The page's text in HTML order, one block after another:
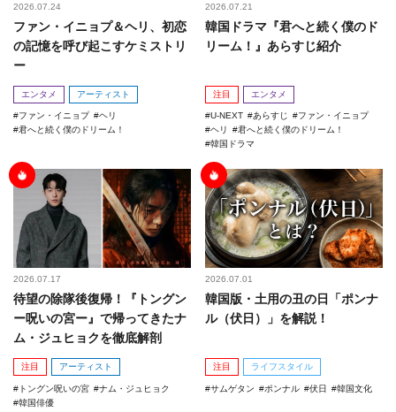
2026.07.24
ファン・イニョプ＆ヘリ、初恋
の記憶を呼び起こすケミストリ
ー
エンタメ アーティスト
ファン・イニョプ
ヘリ
君へと続く僕のドリーム！
2026.07.21
韓国ドラマ『君へと続く僕のド
リーム！』あらすじ紹介
注目 エンタメ
U-NEXT あらすじ
ファン・イニョプ
ヘリ
君へと続く僕のドリーム！
韓国ドラマ
2026.07.17
待望の除隊後復帰！『トングン
ー呪いの宮ー』で帰ってきたナ
ム・ジュヒョクを徹底解剖
注目 アーティスト
トングン呪いの宮
ナム・ジュヒョク
韓国俳優
2026.07.01
韓国版・土用の丑の日「ポンナ
ル（伏日）」を解説！
注目 ライフスタイル
サムゲタン ポンナル 伏日 韓国文化